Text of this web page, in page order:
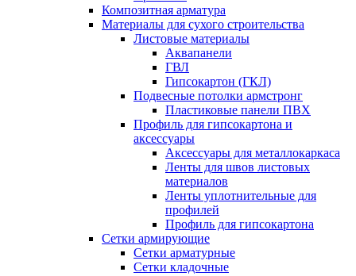
Композитная арматура
Материалы для сухого строительства
Листовые материалы
Аквапанели
ГВЛ
Гипсокартон (ГКЛ)
Подвесные потолки армстронг
Пластиковые панели ПВХ
Профиль для гипсокартона и
аксессуары
Аксессуары для металлокаркаса
Ленты для швов листовых
материалов
Ленты уплотнительные для
профилей
Профиль для гипсокартона
Сетки армирующие
Сетки арматурные
Сетки кладочные